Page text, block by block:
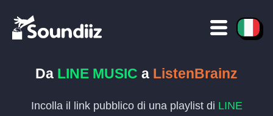
Da LINE MUSIC a ListenBrainz
Incolla il link pubblico di una playlist di LINE